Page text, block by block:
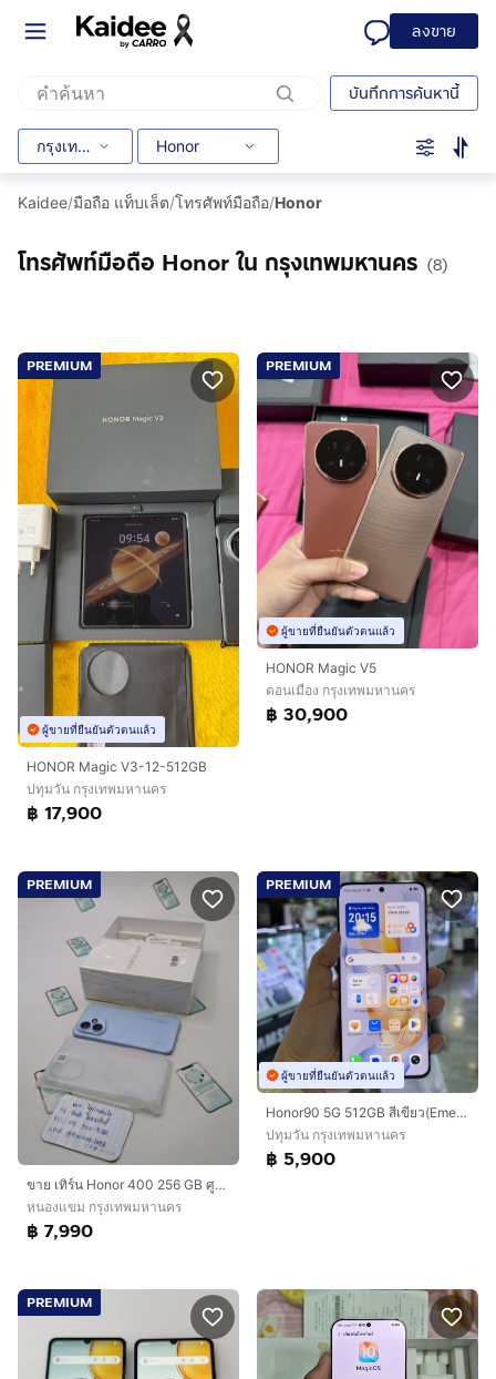
ลงขาย
บันทึกการค้นหานี้
กรุงเทพมหานคร Honor
Kaidee/มือถือ แท็บเล็ต/โทรศัพท์มือถือ/Honor
โทรศัพท์มือถือ Honor ใน กรุงเทพมหานคร (8)
PREMIUM
ผู้ขายที่ยืนยันตัวตนแล้ว
HONOR Magic V3-12-512GB
ปทุมวัน กรุงเทพมหานคร
฿ 17,900
PREMIUM
ผู้ขายที่ยืนยันตัวตนแล้ว
HONOR Magic V5
ดอนเมือง กรุงเทพมหานคร
฿ 30,900
PREMIUM
ขาย เทิร์น Honor 400 256 GB ศูนย์ไทย อายุ 12 วัน สภาพใหม่เอี่ยม อุปกรณ์ครบยกกล่อง ประกันยาว เพียง 7,990 บาท เท่านั้น ครับ
หนองแขม กรุงเทพมหานคร
฿ 7,990
PREMIUM
ผู้ขายที่ยืนยันตัวตนแล้ว
Honor90 5G 512GB สีเขียว(Emerald Green) เครื่องศูนย์ สภาพสวยมากๆ จอ6.7นิ้ว แรม12รอม512 Snap7 Gen1 กล้อง200ล้าน(3ตัว)🔥🔥
ปทุมวัน กรุงเทพมหานคร
฿ 5,900
PREMIUM